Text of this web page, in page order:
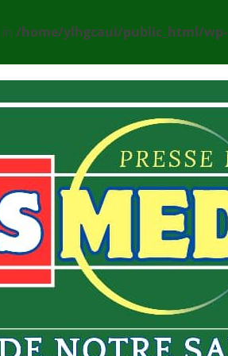
/home/ylhgcaui/public_html/wp-